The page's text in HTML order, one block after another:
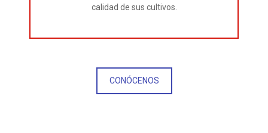
calidad de sus cultivos.
CONÓCENOS